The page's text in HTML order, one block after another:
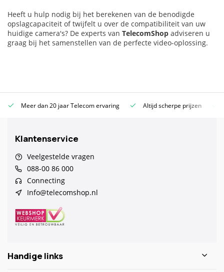
Heeft u hulp nodig bij het berekenen van de benodigde
opslagcapaciteit of twijfelt u over de compatibiliteit van uw
huidige camera's? De experts van TelecomShop adviseren u
graag bij het samenstellen van de perfecte video-oplossing.
Meer dan 20 jaar Telecom ervaring Altijd scherpe prijzen
Klantenservice
Veelgestelde vragen
088-00 86 000
Connecting
Info@telecomshop.nl
Handige links